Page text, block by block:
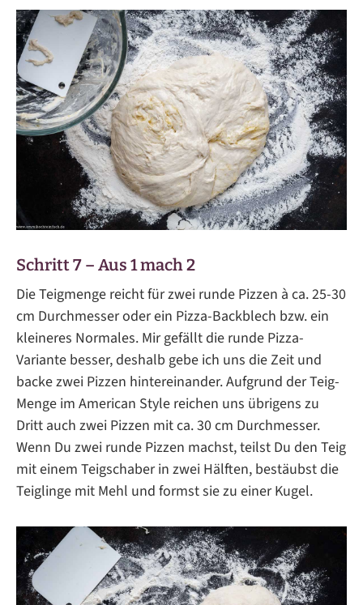
Schritt 7 – Aus 1 mach 2
Die Teigmenge reicht für zwei runde Pizzen à ca. 25-30
cm Durchmesser oder ein Pizza-Backblech bzw. ein
kleineres Normales. Mir gefällt die runde Pizza-
Variante besser, deshalb gebe ich uns die Zeit und
backe zwei Pizzen hintereinander. Aufgrund der Teig-
Menge im American Style reichen uns übrigens zu
Dritt auch zwei Pizzen mit ca. 30 cm Durchmesser.
Wenn Du zwei runde Pizzen machst, teilst Du den Teig
mit einem Teigschaber in zwei Hälften, bestäubst die
Teiglinge mit Mehl und formst sie zu einer Kugel.